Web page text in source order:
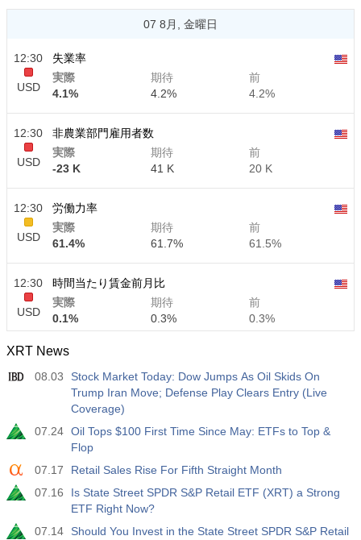
07 8月, 金曜日
12:30
USD
失業率
実際
4.1%
期待
4.2%
前
4.2%
12:30
USD
非農業部門雇用者数
実際
-23 K
期待
41 K
前
20 K
12:30
USD
労働力率
実際
61.4%
期待
61.7%
前
61.5%
12:30
USD
時間当たり賃金前月比
実際
0.1%
期待
0.3%
前
0.3%
12:30
時間当たり賃金前年比
実際
3.2%
期待
3.5%
前
3.5%
12:30
USD
民間非農業部門給与
実際
30 K
40 K
30 K
USD
U6失業率
実際
期待
前
XRT News
08.03
Stock Market Today: Dow Jumps As Oil Skids On
Trump Iran Move; Defense Play Clears Entry (Live
Coverage)
07.24 Oil Tops $100 First Time Since May: ETFs to Top &
Flop
07.17
Retail Sales Rise For Fifth Straight Month
07.16
Is State Street SPDR S&P Retail ETF (XRT) a Strong
ETF Right Now?
07.14
Should You Invest in the State Street SPDR S&P Retail